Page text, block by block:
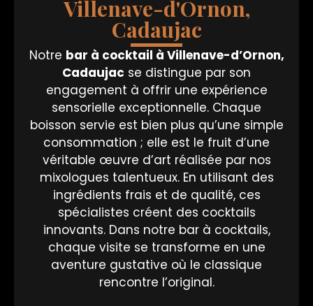
Villenave-d'Ornon,
Cadaujac
Notre bar à cocktail à Villenave-d’Ornon,
Cadaujac se distingue par son
engagement à offrir une expérience
sensorielle exceptionnelle. Chaque
boisson servie est bien plus qu’une simple
consommation ; elle est le fruit d’une
véritable œuvre d’art réalisée par nos
mixologues talentueux. En utilisant des
ingrédients frais et de qualité, ces
spécialistes créent des cocktails
innovants. Dans notre bar à cocktails,
chaque visite se transforme en une
aventure gustative où le classique
rencontre l’original.